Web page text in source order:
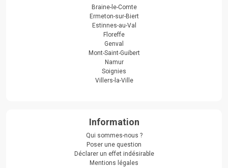
Braine-le-Comte
Ermeton-sur-Biert
Estinnes-au-Val
Floreffe
Genval
Mont-Saint-Guibert
Namur
Soignies
Villers-la-Ville
Information
Qui sommes-nous ?
Poser une question
Déclarer un effet indésirable
Mentions légales